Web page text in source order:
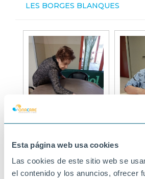
Esta página web usa cookies
Las cookies de este sitio web se
el contenido y los anuncios, ofrecer
LES BORGES BLANQUES